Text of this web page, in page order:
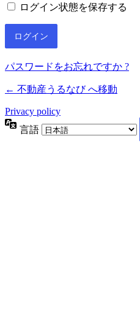
ログイン状態を保存する
パスワードをお忘れですか ?
← 不動産うるなび へ移動
Privacy policy
言語